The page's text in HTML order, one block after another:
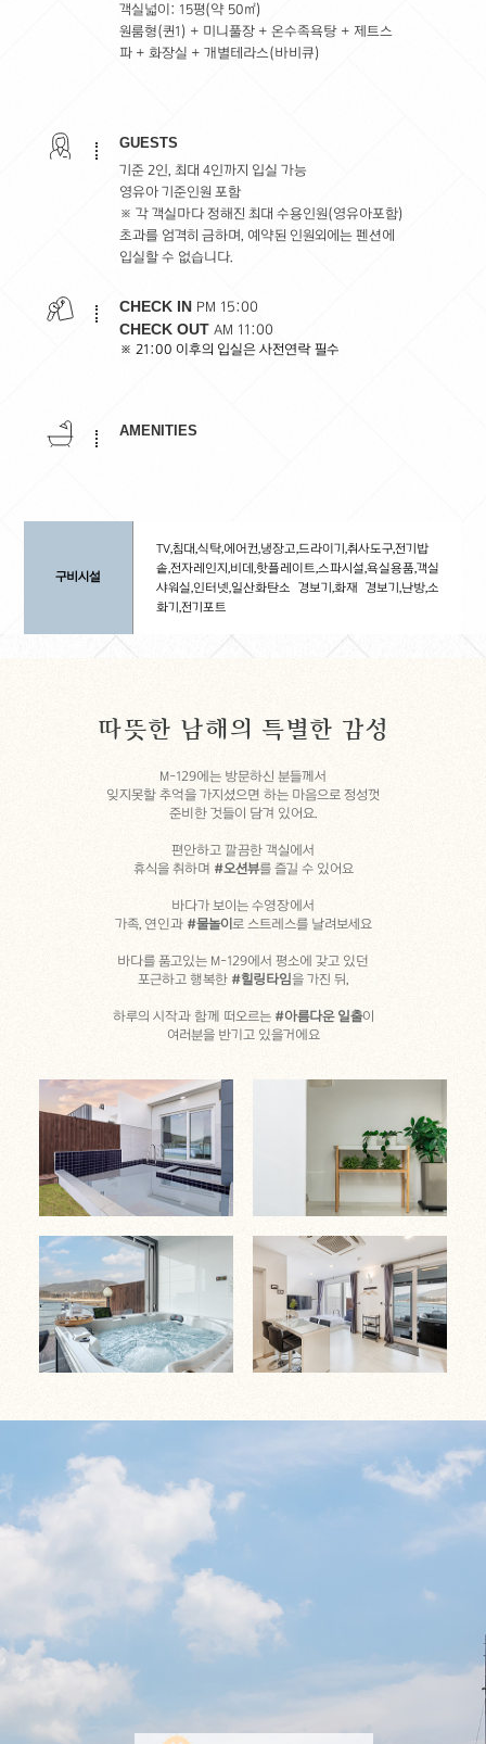
배치도 >
M101호 >
M104호 >
M105호 >
M106호 >
M107호 >
SPECIAL
BARBECUE >
PRIVATE POOL >
STORE >
객실넓이: 15평(약 50㎡)
원룸형(퀸1) + 미니풀장 + 온수족욕탕 + 제트스
파 + 화장실 + 개별테라스(바비큐)
GUESTS
기준 2인, 최대 4인까지 입실 가능
영유아 기준인원 포함
※ 각 객실마다 정해진 최대 수용인원(영유아포함)
초과를 엄격히 금하며, 예약된 인원외에는 펜션에
입실할 수 없습니다.
CHECK IN PM 15:00
CHECK OUT AM 11:00
※ 21:00 이후의 입실은 사전연락 필수
AMENITIES
구비시설
TV,침대,식탁,에어컨,냉장고,드라이기,취사도구,전기밥
솥,전자레인지,비데,핫플레이트,스파시설,욕실용품,객실
샤워실,인터넷,일산화탄소 경보기,화재 경보기,난방,소
화기,전기포트
따뜻한 남해의 특별한 감성
M-129에는 방문하신 분들께서
잊지못할 추억을 가지셨으면 하는 마음으로 정성껏
준비한 것들이 담겨 있어요.
편안하고 깔끔한 객실에서
휴식을 취하며 #오션뷰를 즐길 수 있어요
바다가 보이는 수영장에서
가족, 연인과 #물놀이 로 스트레스를 날려보세요
바다를 품고있는 M-129에서 평소에 갖고 있던
포근하고 행복한 #힐링타임을 가진 뒤,
하루의 시작과 함께 떠오르는 #아름다운 일출이
여러분을 반기고 있을거에요